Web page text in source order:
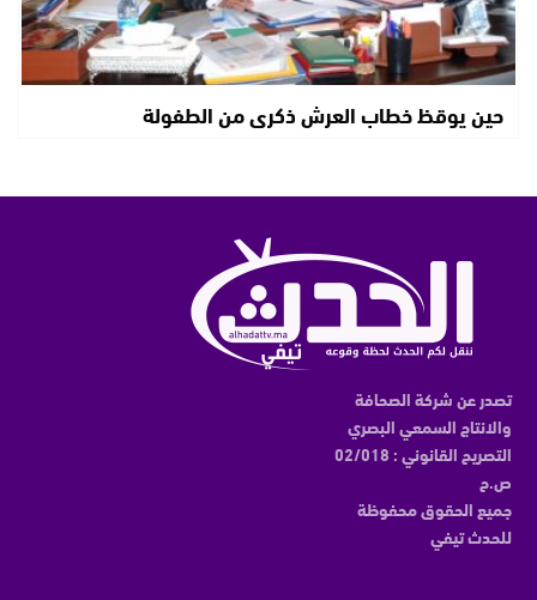
حين يوقظ خطاب العرش ذكرى من الطفولة
تصدر عن شركة الصحافة
والانتاج السمعي البصري
التصريح القانوني : 02/018
ص.ح
جميع الحقوق محفوظة
للحدث تيفي